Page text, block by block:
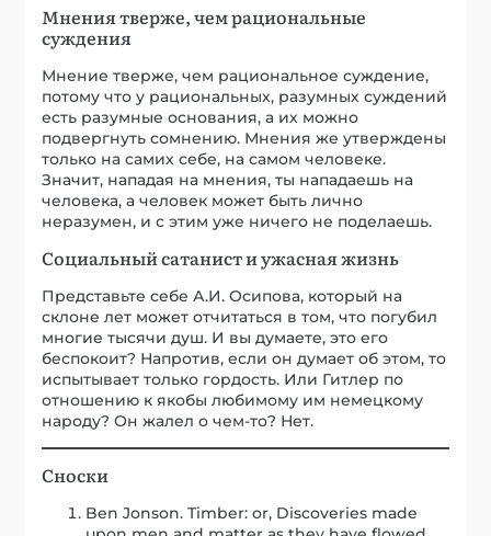
Мнения тверже, чем рациональные
суждения
Мнение тверже, чем рациональное суждение,
потому что у рациональных, разумных суждений
есть разумные основания, а их можно
подвергнуть сомнению. Мнения же утверждены
только на самих себе, на самом человеке.
Значит, нападая на мнения, ты нападаешь на
человека, а человек может быть лично
неразумен, и с этим уже ничего не поделаешь.
Социальный сатанист и ужасная жизнь
Представьте себе А.И. Осипова, который на
склоне лет может отчитаться в том, что погубил
многие тысячи душ. И вы думаете, это его
беспокоит? Напротив, если он думает об этом, то
испытывает только гордость. Или Гитлер по
отношению к якобы любимому им немецкому
народу? Он жалел о чем-то? Нет.
Сноски
Ben Jonson. Timber: or, Discoveries made